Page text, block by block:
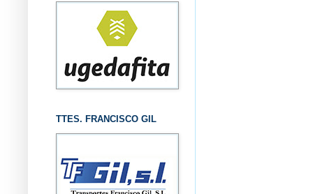
TTES. FRANCISCO GIL